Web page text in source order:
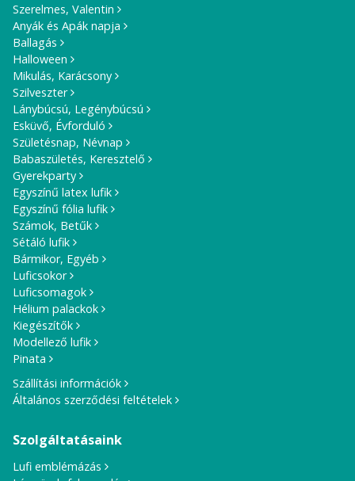
Szerelmes, Valentin
Anyák és Apák napja
Ballagás
Halloween
Mikulás, Karácsony
Szilveszter
Lánybúcsú, Legénybúcsú
Esküvő, Évforduló
Születésnap, Névnap
Babaszületés, Keresztelő
Gyerekparty
Egyszínű latex lufik
Egyszínű fólia lufik
Számok, Betűk
Sétáló lufik
Bármikor, Egyéb
Luficsokor
Luficsomagok
Hélium palackok
Kiegészítők
Modellező lufik
Pinata
Szállítási információk
Általános szerződési feltételek
Szolgáltatásaink
Lufi emblémázás